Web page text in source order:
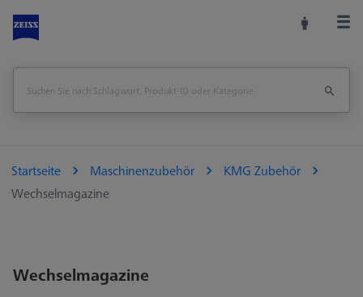
Startseite Maschinenzubehör
KMG Zubehör
Wechselmagazine
Wechselmagazine